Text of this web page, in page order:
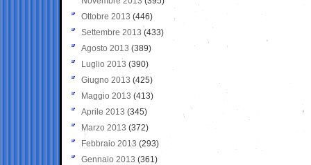
Ottobre 2013 (446)
Settembre 2013 (433)
Agosto 2013 (389)
Luglio 2013 (390)
Giugno 2013 (425)
Maggio 2013 (413)
Aprile 2013 (345)
Marzo 2013 (372)
Febbraio 2013 (293)
Gennaio 2013 (361)